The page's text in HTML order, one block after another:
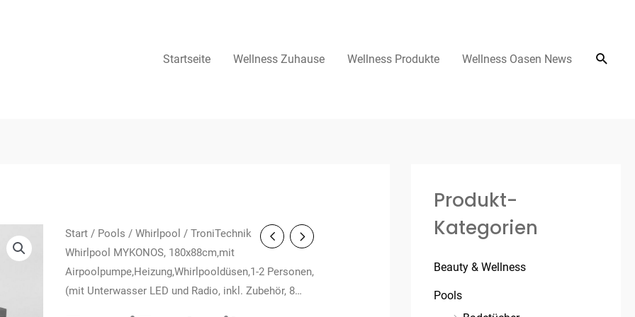
Startseite Wellness Zuhause Wellness Produkte Wellness Oasen News
Start/ Pools / Whirlpool / TroniTechnik
Whirlpool MYKONOS, 180x88cm,mit
Airpoolpumpe,Heizung,Whirlpooldüsen,1-2 Personen,
(mit Unterwasser LED und Radio, inkl. Zubehör, 8…
Produkt-
Kategorien
Beauty & Wellness
Pools